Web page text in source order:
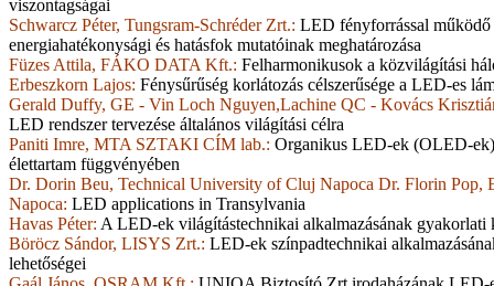
viszontagságai
Schwarcz Péter, Tungsram-Schréder Zrt.: LED fényforrással működő
energiahatékonysági és hatásfok mutatóinak meghatározása
Füzes Attila, FÁKO DATA Kft.: Felharmonikusok a közvilágítási
Erbeszkorn Lajos: Fénysűrűség korlátozás célszerűsége a LED-es
Gerald Duffy, GE - Vin Loch Nguyen,Lachine QC - Kovács
LED rendszer tervezése általános világítási célra
Paniti Imre, MTA SZTAKI CÍM lab.: Organikus LED-ek (OLED-
élettartam függvényében
Dr. Dorin Beu, Technical University of Cluj Napoca Dr. Florin Pop,
Napoca: LED applications in Transylvania
Havas Péter: A LED-ek világítástechnikai alkalmazásának gyakorlati
Böröcz Sándor, LISYS Zrt.: LED-ek színpadtechnikai
lehetőségei